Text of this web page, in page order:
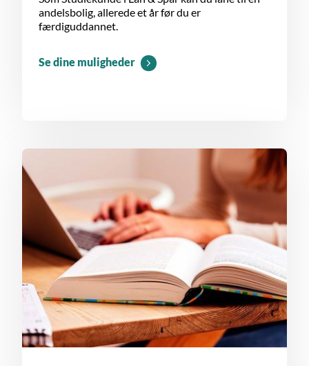
andelsbolig, allerede et år før du er
færdiguddannet.
Se dine muligheder